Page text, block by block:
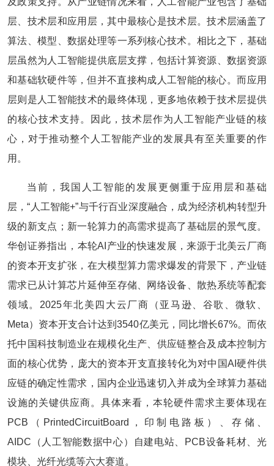
层、技术层和应用层，其中最核心是技术层。技术层涵盖了
算法、模型、数据处理等一系列核心技术。相比之下，基础
层虽然为人工智能提供底层支撑，包括计算资源、数据资源
和基础软硬件等，但并不直接构成人工智能的核心‌。而应用
层则是人工智能技术的最终体现，更多地依赖于技术层提供
的核心技术支持。因此，技术层作为人工智能产业链的核
心，对于推动整个人工智能产业的发展具有至关重要的作
用。
当前，我国人工智能的发展更侧重于应用层和基础
层，“人工智能+”与千行百业深度融合，成为经济机构转型升
级的新支点；新一轮算力的高需求提高了基础层的景气度。
华创证券指出，本轮AI产业的快速发展，来源于北美云厂商
的资本开支扩张，在大模型算力需求爆发的背景下，产业链
需求已从计算芯片延伸至存储、网络设备、散热系统等配套
领域。2025年北美四大云厂商（亚马逊、谷歌、微软、
Meta）资本开支合计达到3540亿美元，同比增长67%。而依
托中国科技制造业在规模化生产、供应链整合及成本控制方
面的核心优势，庞大的资本开支直接转化为对中国AI硬件供
应链的确定性需求，国内企业迅速切入并成为全球算力基础
设施的关键供应商。具体来看，本轮硬件需求主要体现在
PCB（PrintedCircuitBoard，印制电路板）、存储、
AIDC（人工智能数据中心）自建电站、PCB设备耗材、光
模块、光纤光缆等六大赛道。